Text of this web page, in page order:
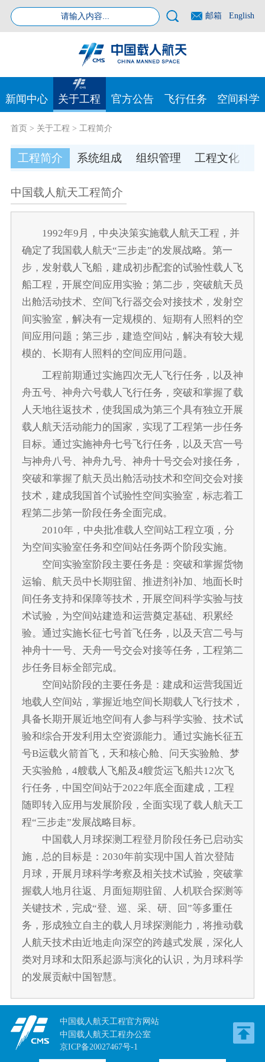
邮箱 English
新闻中心 关于工程 官方公告 飞行任务 空间科学
首页> 关于工程 > 工程简介
工程简介 系统组成 组织管理 工程文化
中国载人航天工程简介
1992年9月，中央决策实施载人航天工程，并
确定了我国载人航天“三步走”的发展战略。第一
步，发射载人飞船，建成初步配套的试验性载人飞
船工程，开展空间应用实验；第二步，突破航天员
出舱活动技术、空间飞行器交会对接技术，发射空
间实验室，解决有一定规模的、短期有人照料的空
间应用问题；第三步，建造空间站，解决有较大规
模的、长期有人照料的空间应用问题。
工程前期通过实施四次无人飞行任务，以及神
舟五号、神舟六号载人飞行任务，突破和掌握了载
人天地往返技术，使我国成为第三个具有独立开展
载人航天活动能力的国家，实现了工程第一步任务
目标。通过实施神舟七号飞行任务，以及天宫一号
与神舟八号、神舟九号、神舟十号交会对接任务，
突破和掌握了航天员出舱活动技术和空间交会对接
技术，建成我国首个试验性空间实验室，标志着工
程第二步第一阶段任务全面完成。
2010年，中央批准载人空间站工程立项，分
为空间实验室任务和空间站任务两个阶段实施。
空间实验室阶段主要任务是：突破和掌握货物
运输、航天员中长期驻留、推进剂补加、地面长时
间任务支持和保障等技术，开展空间科学实验与技
术试验，为空间站建造和运营奠定基础、积累经
验。通过实施长征七号首飞任务，以及天宫二号与
神舟十一号、天舟一号交会对接等任务，工程第二
步任务目标全部完成。
空间站阶段的主要任务是：建成和运营我国近
地载人空间站，掌握近地空间长期载人飞行技术，
具备长期开展近地空间有人参与科学实验、技术试
验和综合开发利用太空资源能力。通过实施长征五
号B运载火箭首飞，天和核心舱、问天实验舱、梦
天实验舱，4艘载人飞船及4艘货运飞船共12次飞
行任务，中国空间站于2022年底全面建成，工程
随即转入应用与发展阶段，全面实现了载人航天工
程“三步走”发展战略目标。
中国载人月球探测工程登月阶段任务已启动实
施，总的目标是：2030年前实现中国人首次登陆
月球，开展月球科学考察及相关技术试验，突破掌
握载人地月往返、月面短期驻留、人机联合探测等
关键技术，完成“登、巡、采、研、回”等多重任
务，形成独立自主的载人月球探测能力，将推动载
人航天技术由近地走向深空的跨越式发展，深化人
类对月球和太阳系起源与演化的认识，为月球科学
的发展贡献中国智慧。
中国载人航天工程官方网站
中国载人航天工程办公室
京ICP备20027467号-1